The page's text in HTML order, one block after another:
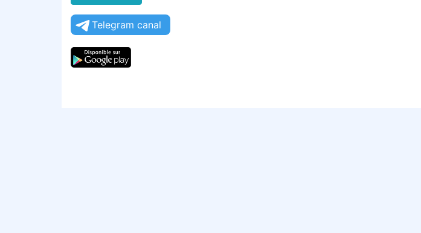
Telegram canal